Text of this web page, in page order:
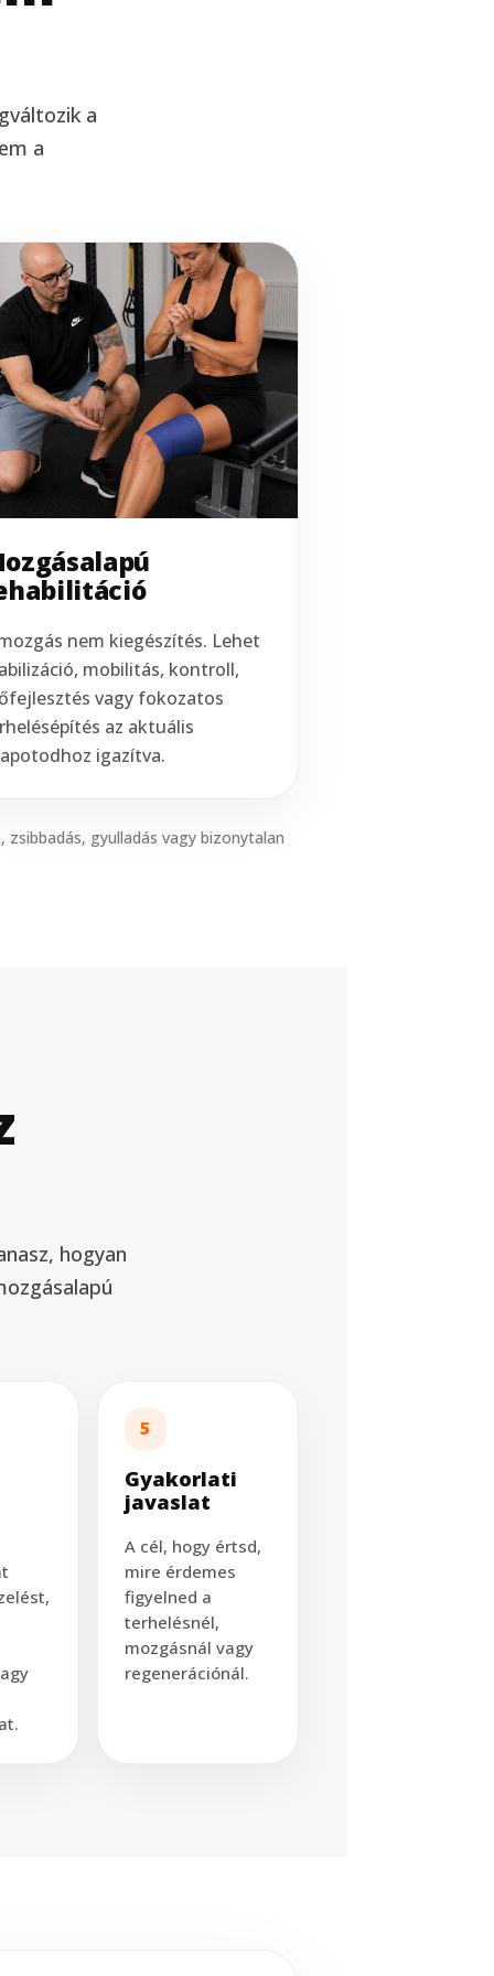
a
a
nem kiegészítés. Lehet
mobilitás, kontroll,
vagy fokozatos
az aktuális
igazítva.
gyulladás vagy bizonytalan
hogyan
5
Gyakorlati
javaslat
A cél, hogy értsd,
mire érdemes
figyelned a
terhelésnél,
mozgásnál vagy
regenerációnál.